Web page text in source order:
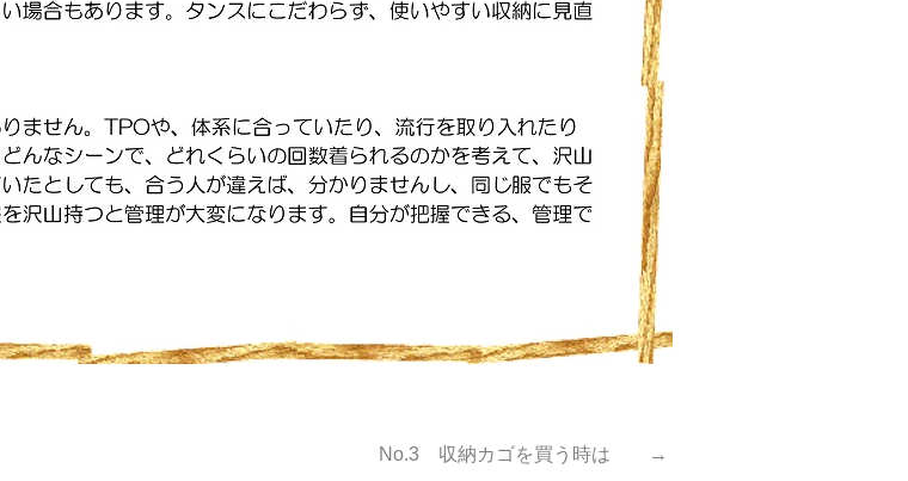
No.3 収納カゴを買う時は →